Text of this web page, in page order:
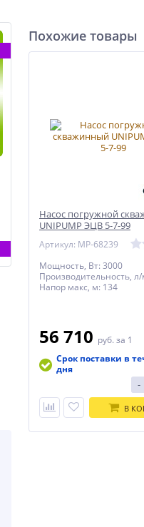
Похожие товары
Насос погружной
UNIPUMP ЭЦВ 5-7-99
Артикул: MP-68239
Мощность, Вт: 3000
Производительность,
Напор макс, м: 134
56 710 руб. за 1
Срок поставки в
дня
-
В